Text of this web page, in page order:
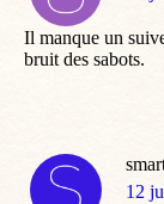
Il manque un
bruit des sabots.
dit
12